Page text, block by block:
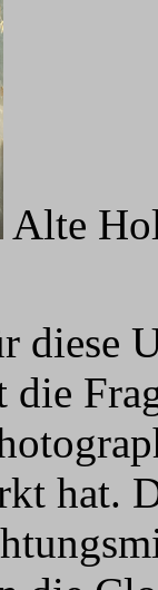
Alte
diese
die
hat.